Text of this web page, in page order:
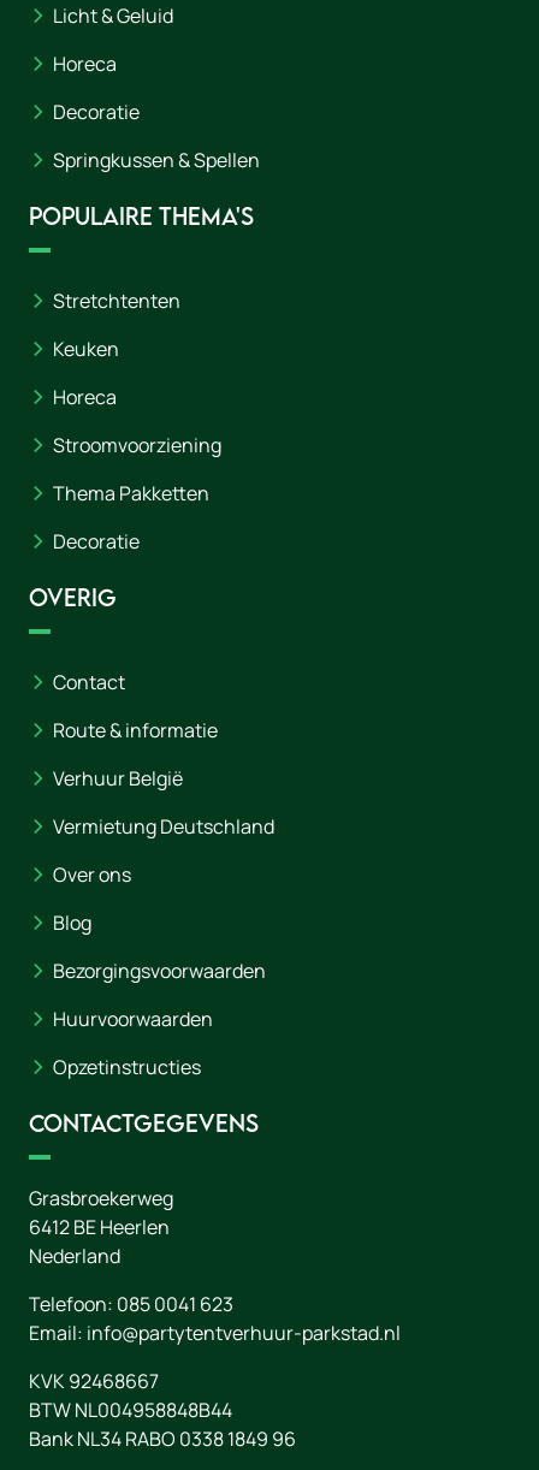
Licht & Geluid
Horeca
Decoratie
Springkussen & Spellen
Populaire thema's
Stretchtenten
Keuken
Horeca
Stroomvoorziening
Thema Pakketten
Decoratie
Overig
Contact
Route & informatie
Verhuur België
Vermietung Deutschland
Over ons
Blog
Bezorgingsvoorwaarden
Huurvoorwaarden
Opzetinstructies
Contactgegevens
Grasbroekerweg
6412 BEHeerlen
Nederland
Telefoon: 085 0041 623
Email: info@partytentverhuur-parkstad.nl
KVK 92468667
BTW NL004958848B44
Bank NL34 RABO 0338 1849 96